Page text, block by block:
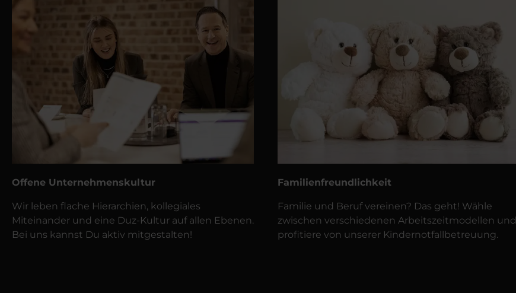
Offene Unternehmenskultur
Wir leben flache Hierarchien, kollegiales
Miteinander und eine Duz-Kultur auf allen Ebenen.
Bei uns kannst Du aktiv mitgestalten!
Familienfreundlichkeit
Familie und Beruf vereinen? Das geht! Wähle
zwischen verschiedenen Arbeitszeitmodellen und
profitiere von unserer Kindernotfallbetreuung.